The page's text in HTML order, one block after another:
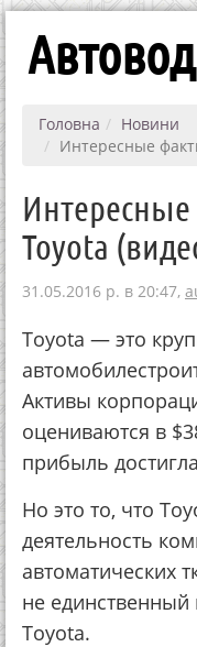
Автовод
Головна
Новини
Интересные
Toyota
31.05.2016 р. в 20:47,
Toyota — это
Активы
оцениваются в
прибыль
Но это то, что
деятельность
автоматических
не единственный
Toyota.